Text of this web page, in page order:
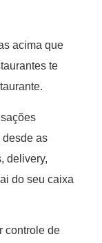
acima que
te
desde as
delivery,
do seu caixa
controle de